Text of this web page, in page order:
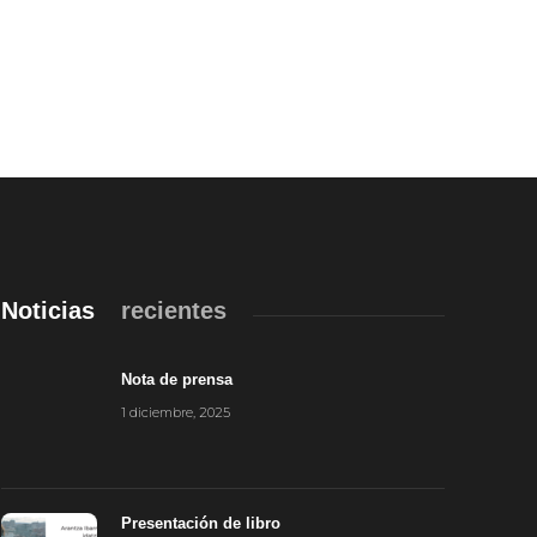
Noticias recientes
Nota de prensa
1 diciembre, 2025
Presentación de libro